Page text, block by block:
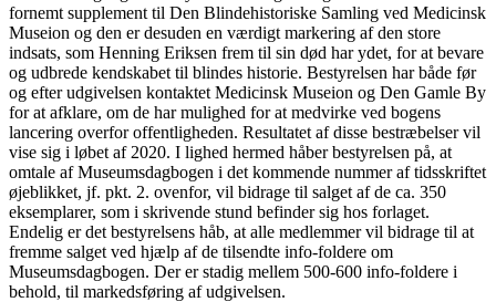
fornemt supplement til Den Blindehistoriske Samling ved Medicinsk
Museion og den er desuden en værdigt markering af den store
indsats, som Henning Eriksen frem til sin død har ydet, for at bevare
og udbrede kendskabet til blindes historie. Bestyrelsen har både før
og efter udgivelsen kontaktet Medicinsk Museion og Den Gamle By
for at afklare, om de har mulighed for at medvirke ved bogens
lancering overfor offentligheden. Resultatet af disse bestræbelser vil
vise sig i løbet af 2020. I lighed hermed håber bestyrelsen på, at
omtale af Museumsdagbogen i det kommende nummer af tidsskriftet
øjeblikket, jf. pkt. 2. ovenfor, vil bidrage til salget af de ca. 350
eksemplarer, som i skrivende stund befinder sig hos forlaget.
Endelig er det bestyrelsens håb, at alle medlemmer vil bidrage til at
fremme salget ved hjælp af de tilsendte info-foldere om
Museumsdagbogen. Der er stadig mellem 500-600 info-foldere i
behold, til markedsføring af udgivelsen.